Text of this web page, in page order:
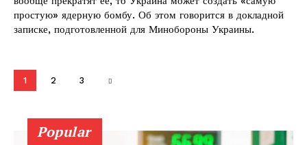
Связаться с нами
Отказ от ответственности
Подписка
Реклама
простую» ядерную бомбу. Об этом говорится в докладной
записке, подготовленной для Минобороны Украины.
1 2 3
Popular